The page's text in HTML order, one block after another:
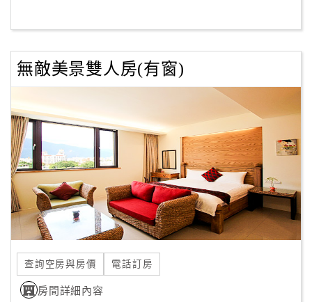
客
服
聯
Line
線
客
服
紅
利
查
無敵美景雙人房(有窗)
查詢空房與房價 電話訂房
房間詳細內容